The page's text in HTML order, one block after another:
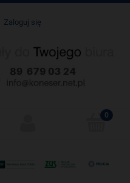
Zaloguj się